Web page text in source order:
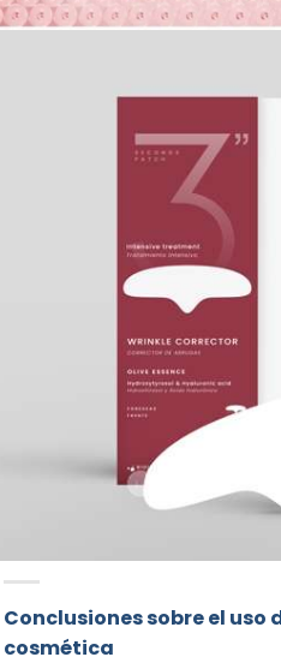
Conclusiones sobre el uso
cosmética